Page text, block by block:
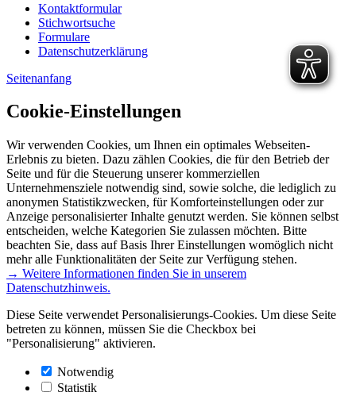
Kontaktformular
Stichwortsuche
Formulare
Datenschutzerklärung
Seitenanfang
Cookie-Einstellungen
Wir verwenden Cookies, um Ihnen ein optimales Webseiten-
Erlebnis zu bieten. Dazu zählen Cookies, die für den Betrieb der
Seite und für die Steuerung unserer kommerziellen
Unternehmensziele notwendig sind, sowie solche, die lediglich zu
anonymen Statistikzwecken, für Komforteinstellungen oder zur
Anzeige personalisierter Inhalte genutzt werden. Sie können selbst
entscheiden, welche Kategorien Sie zulassen möchten. Bitte
beachten Sie, dass auf Basis Ihrer Einstellungen womöglich nicht
mehr alle Funktionalitäten der Seite zur Verfügung stehen.
→ Weitere Informationen finden Sie in unserem
Datenschutzhinweis.
Diese Seite verwendet Personalisierungs-Cookies. Um diese Seite
betreten zu können, müssen Sie die Checkbox bei
"Personalisierung" aktivieren.
Notwendig
Statistik